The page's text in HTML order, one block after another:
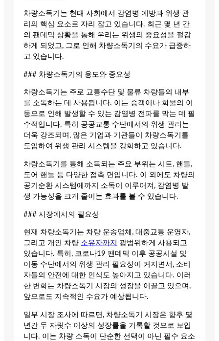
차량소독기는 현대 사회에서 감염병 예방과 위생 관
리의 핵심 요소로 자리 잡고 있습니다. 최근 몇 년 간
의 팬데믹 상황을 통해 우리는 위생의 중요성을 절감
하게 되었고, 그로 인해 차량소독기의 수요가 급증하
고 있습니다.
### 차량소독기의 용도와 중요성
차량소독기는 주로 교통수단 및 물류 차량들의 내부
를 소독하는 데 사용됩니다. 이는 승객이나 화물의 이
동으로 인해 발생할 수 있는 감염병 전파를 막는 데 필
수적입니다. 특히 공공교통 수단에서의 위생 관리는
더욱 강조되며, 많은 기업과 기관들이 차량소독기를
도입하여 위생 관리 시스템을 강화하고 있습니다.
차량소독기를 통해 소독되는 주요 부위는 시트, 핸들,
도어 핸들 등 다양한 접촉 면입니다. 이 외에도 차량의
공기순환 시스템에까지 소독이 이루어져, 감염병 발
생 가능성을 크게 줄이는 효과를 볼 수 있습니다.
### 시장에서의 필요성
현재 차량소독기는 차량 운송업체, 대중교통 운영자,
그리고 개인 차량 소유자까지
광범위하게 사용되고
있습니다. 특히, 코로나19 팬데믹 이후 공공시설 및
이동 수단에서의 위생 관리 필요성이 커지면서, 소비
자들의 안전에 대한 인식도 높아지고 있습니다. 이러
한 변화는 차량소독기 시장의 성장을 이끌고 있으며,
앞으로도 지속적인 수요가 예상됩니다.
일부 시장 조사에 따르면, 차량소독기 시장은 향후 몇
년간 두 자릿수 이상의 성장률을 기록할 것으로 보입
니다. 이는 차량 소독이 단순한 선택이 아닌 필수 요소